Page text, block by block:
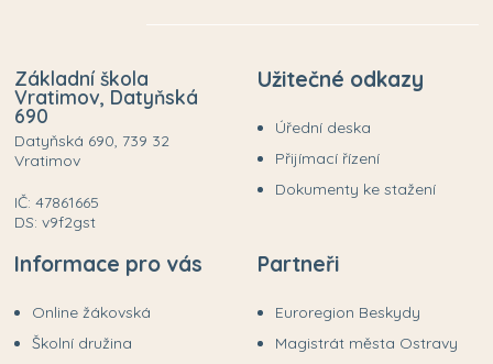
Základní škola
Vratimov, Datyňská
690
Datyňská 690, 739 32
Vratimov
IČ: 47861665
DS: v9f2gst
Užitečné odkazy
Úřední deska
Přijímací řízení
Dokumenty ke stažení
Informace pro vás
Online žákovská
Školní družina
Partneři
Euroregion Beskydy
Magistrát města Ostravy